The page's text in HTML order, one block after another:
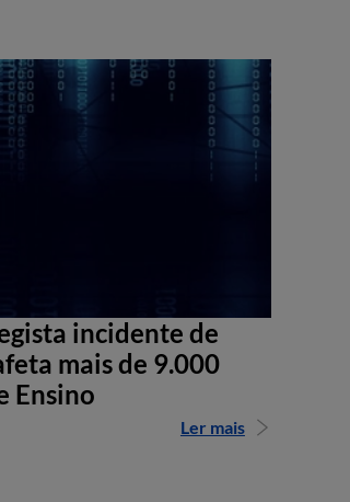
incidente de
mais de 9.000
Ensino
Ler mais